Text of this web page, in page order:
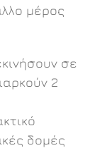
μέρος
σε
2
δομές